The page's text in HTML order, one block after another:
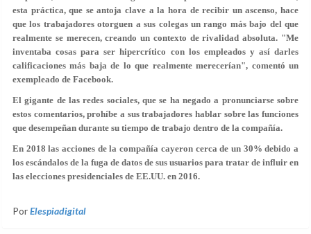
esta práctica, que se antoja clave a la hora de recibir un ascenso, hace
que los trabajadores otorguen a sus colegas un rango más bajo del que
realmente se merecen, creando un contexto de rivalidad absoluta. "Me
inventaba cosas para ser hipercrítico con los empleados y así darles
calificaciones más baja de lo que realmente merecerían", comentó un
exempleado de Facebook.
El gigante de las redes sociales, que se ha negado a pronunciarse sobre
estos comentarios, prohíbe a sus trabajadores hablar sobre las funciones
que desempeñan durante su tiempo de trabajo dentro de la compañía.
En 2018 las acciones de la compañía cayeron cerca de un 30% debido a
los escándalos de la fuga de datos de sus usuarios para tratar de influir en
las elecciones presidenciales de EE.UU. en 2016.
PorElespiadigital